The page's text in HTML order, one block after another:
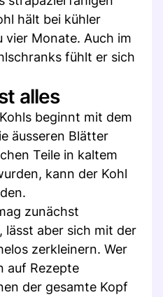
hält bei kühler
vier Monate. Auch im
fühlt er sich
alles
beginnt mit dem
äusseren Blätter
Teile in kaltem
kann der Kohl
zunächst
lässt aber sich mit der
zerkleinern. Wer
auf Rezepte
der gesamte Kopf